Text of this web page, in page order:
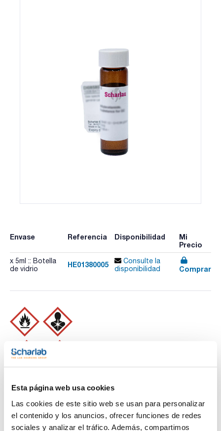
Esta página web usa cookies
Las cookies de este sitio web se usan para personalizar
el contenido y los anuncios, ofrecer funciones de redes
sociales y analizar el tráfico. Además, compartimos
Envase Referencia Disponibilidad
Mi
Precio
x 5ml :: Botella
de vidrio
HE01380005
Consulte la
disponibilidad
Comprar
Características
- Sinónimos:
- M = 100,21 g/mol
Ver más